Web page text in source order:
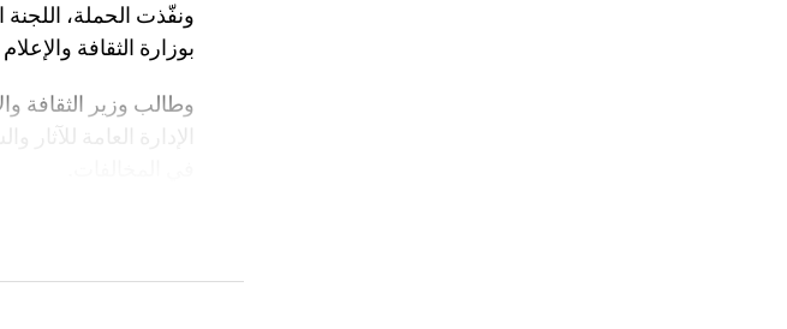
ونفّذت الحملة، اللجنة
بوزارة الثقافة
وطالب وزير الثقافة
الإدارة العامة
وناشد سعد الدين،
وأوضح أن إهمال ملاك